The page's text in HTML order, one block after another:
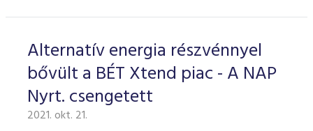
Alternatív energia részvénnyel
bővült a BÉT Xtend piac - A NAP
Nyrt. csengetett
2021. okt. 21.